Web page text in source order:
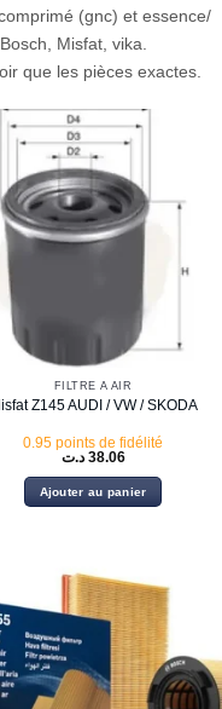
(gnc) et essence/
Misfat, vika.
que les pièces exactes.
FILTRE À AIR
Z145 AUDI / VW / SKODA
0.95 points de fidélité
38.06 د.ت
Ajouter au panier